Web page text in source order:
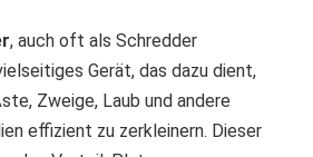
, auch oft als Schredder
Gerät, das dazu dient,
Zweige, Laub und andere
effizient zu zerkleinern. Dieser